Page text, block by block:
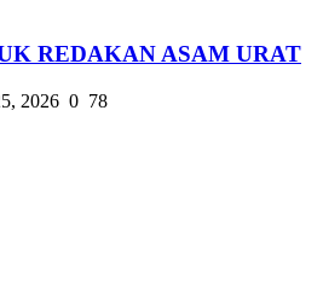
REDAKAN ASAM URAT
2026 0 78